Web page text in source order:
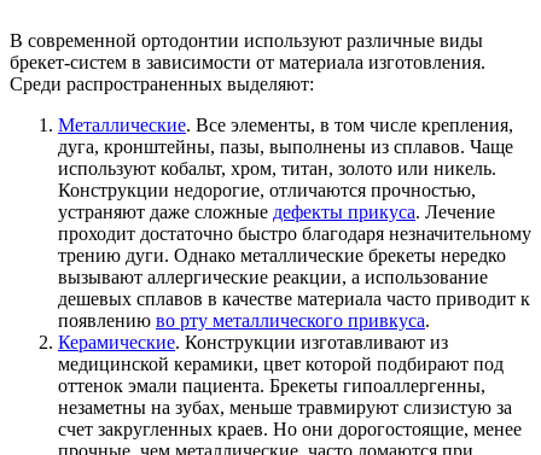
В современной ортодонтии используют различные виды
брекет-систем в зависимости от материала изготовления.
Среди распространенных выделяют:
Металлические. Все элементы, в том числе крепления,
дуга, кронштейны, пазы, выполнены из сплавов. Чаще
используют кобальт, хром, титан, золото или никель.
Конструкции недорогие, отличаются прочностью,
устраняют даже сложные дефекты прикуса. Лечение
проходит достаточно быстро благодаря незначительному
трению дуги. Однако металлические брекеты нередко
вызывают аллергические реакции, а использование
дешевых сплавов в качестве материала часто приводит к
появлению во рту металлического привкуса.
Керамические. Конструкции изготавливают из
медицинской керамики, цвет которой подбирают под
оттенок эмали пациента. Брекеты гипоаллергенны,
незаметны на зубах, меньше травмируют слизистую за
счет закругленных краев. Но они дорогостоящие, менее
прочные, чем металлические, часто ломаются при